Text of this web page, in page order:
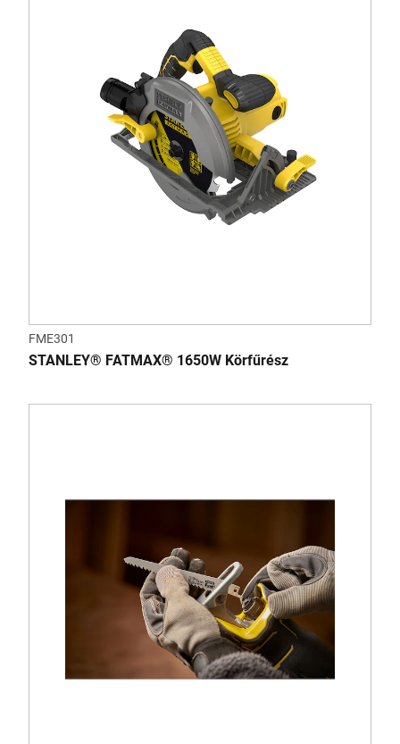
FME301
STANLEY® FATMAX® 1650W Körfűrész